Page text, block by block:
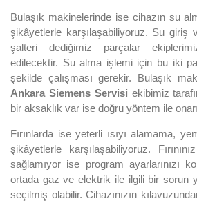
Bulaşık makinelerinde ise cihazın su
şikâyetlerle karşılaşabiliyoruz. Su
şalteri dediğimiz parçalar
edilecektir. Su alma işlemi için bu iki
şekilde çalışması gerekir. Bulaşık
Ankara Siemens Servisi ekibimiz
bir aksaklık var ise doğru yöntem ile
Fırınlarda ise yeterli ısıyı alamama,
şikâyetlerle karşılaşabiliyoruz.
sağlamıyor ise program ayarlarınızı
ortada gaz ve elektrik ile ilgili bir sorun
seçilmiş olabilir. Cihazınızın